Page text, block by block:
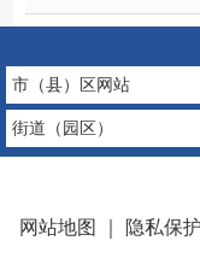
市（县）区网站
街道（园区）
网站地图 隐私保护